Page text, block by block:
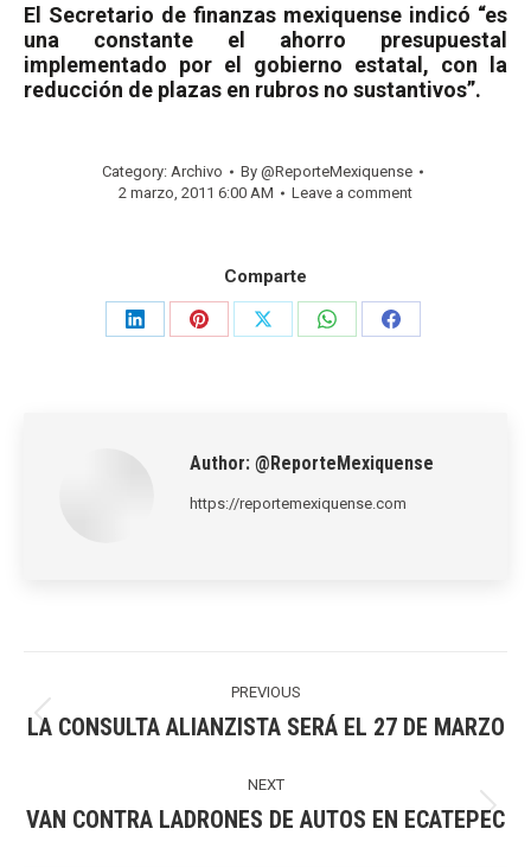
El Secretario de finanzas mexiquense indicó “es
una constante el ahorro presupuestal
implementado por el gobierno estatal, con la
reducción de plazas en rubros no sustantivos”.
Category: Archivo By @ReporteMexiquense
2 marzo, 2011 6:00 AM
Leave a comment
Comparte
Share
Share
Share
Share
Share
Author: @ReporteMexiquense
https://reportemexiquense.com
navigation
PREVIOUS
Previous
LA CONSULTA ALIANZISTA SERÁ EL 27 DE MARZO
NEXT
Next
VAN CONTRA LADRONES DE AUTOS EN ECATEPEC